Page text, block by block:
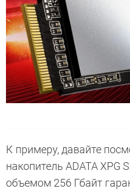
К примеру, давайте
накопитель ADATA XPG
объемом 256 Гбайт